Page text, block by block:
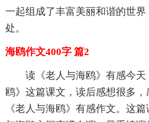
一起组成了丰富美丽和谐的世
处。
海鸥作文400字 篇2
读《老人与海鸥》有感今
鸥》这篇课文，读后感想很多
《老人与海鸥》有感作文。这